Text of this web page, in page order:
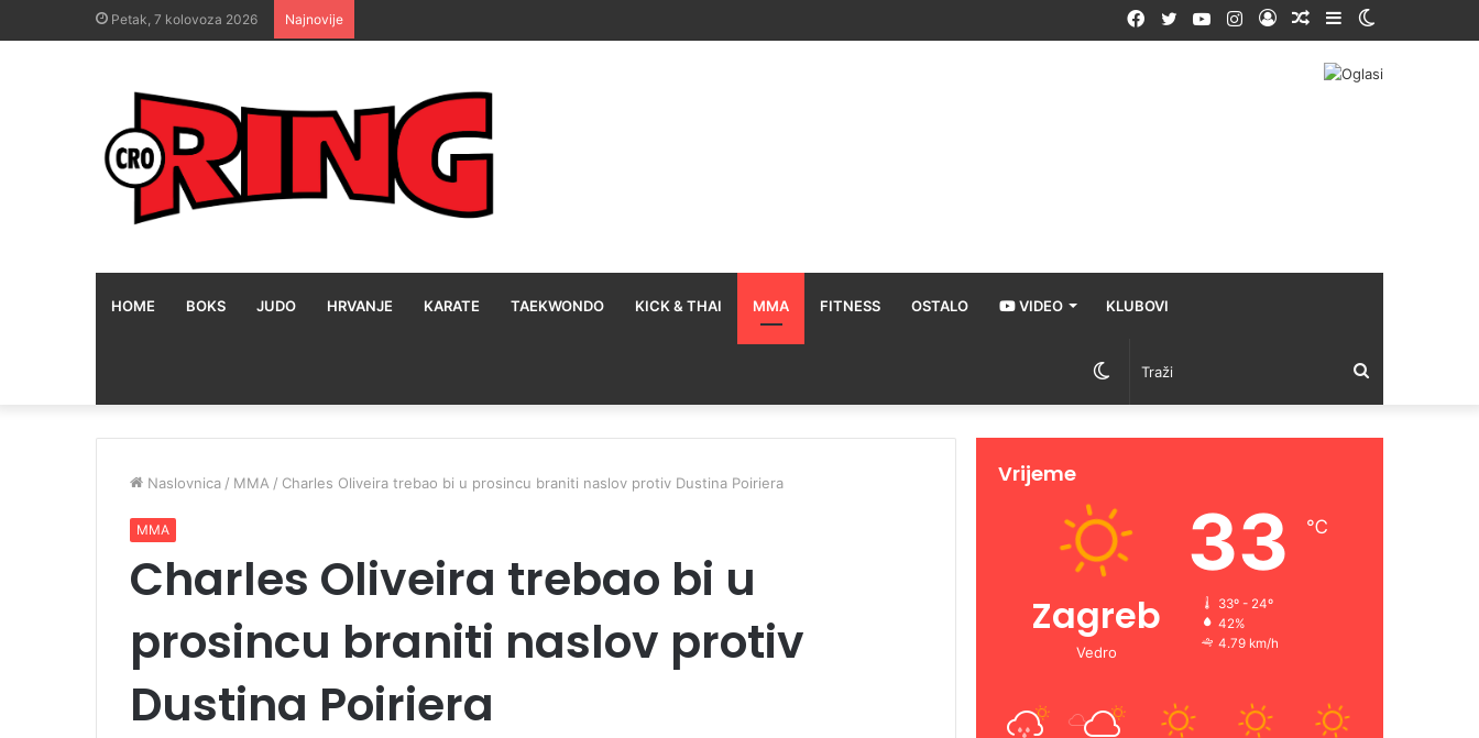
Petak, 7 kolovoza 2026 Najnovije Sidebar
Random
Prijava
Instagram
YouTube
Twitter
Facebook
HOME BOKS JUDO HRVANJE KARATE TAEKWONDO KICK & THAI MMA FITNESS OSTALO VIDEO KLUBOVI
Traži
Switch
skin
Naslovnica / MMA / Charles Oliveira trebao bi u prosincu braniti naslov protiv Dustina Poiriera
MMA
Charles Oliveira trebao bi u
prosincu braniti naslov protiv
Dustina Poiriera
Vrijeme
Zagreb
Vedro
33 ℃
33º - 24º
42%
4.79 km/h